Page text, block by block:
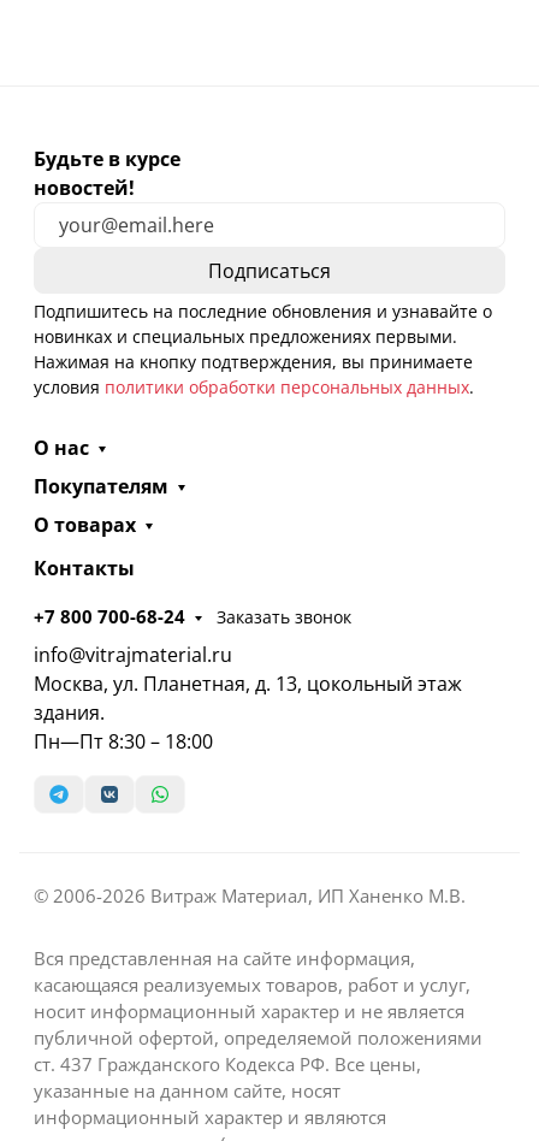
Будьте в курсе
новостей!
Подпишитесь на последние обновления и узнавайте о
новинках и специальных предложениях первыми.
Нажимая на кнопку подтверждения, вы принимаете
условия политики обработки персональных данных.
О нас
Покупателям
О товарах
Контакты
+7 800 700-68-24 Заказать звонок
info@vitrajmaterial.ru
Москва, ул. Планетная, д. 13, цокольный этаж
здания.
Пн—Пт 8:30 – 18:00
© 2006-2026 Витраж Материал, ИП Ханенко М.В.
Вся представленная на сайте информация,
касающаяся реализуемых товаров, работ и услуг,
носит информационный характер и не является
публичной офертой, определяемой положениями
ст. 437 Гражданского Кодекса РФ. Все цены,
указанные на данном сайте, носят
информационный характер и являются